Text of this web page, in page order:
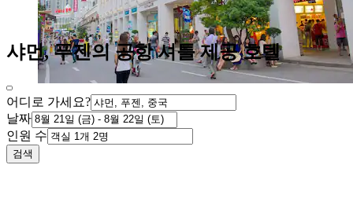
샤먼, 푸젠의 공항 셔틀 제공 호텔
어디로 가세요?
날짜
인원 수
검색